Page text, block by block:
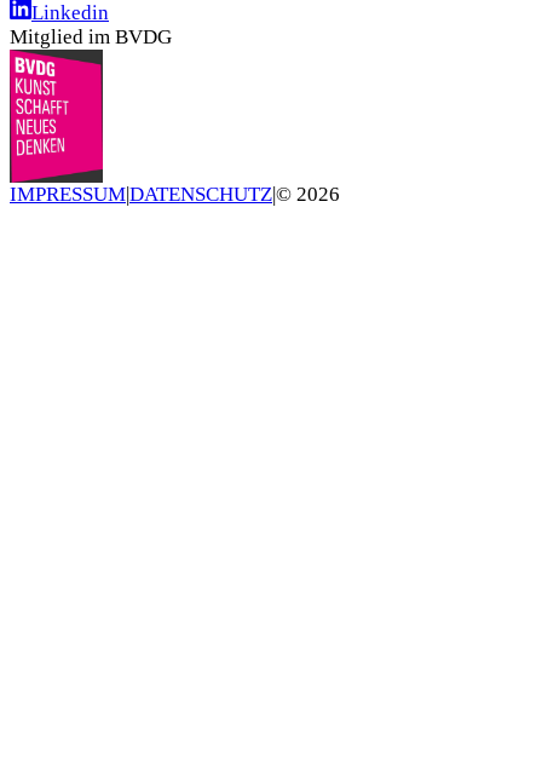
Linkedin
Mitglied im BVDG
IMPRESSUM|DATENSCHUTZ|© 2026